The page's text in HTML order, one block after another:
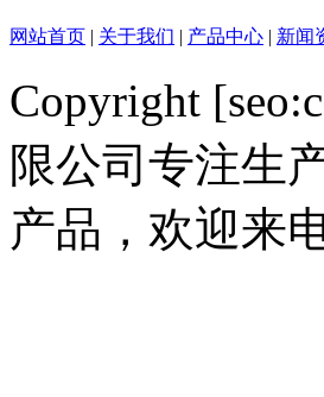
网站首页 | 关于我们 | 产品中心 | 新闻
Copyright
限公司专注生
产品，欢迎来